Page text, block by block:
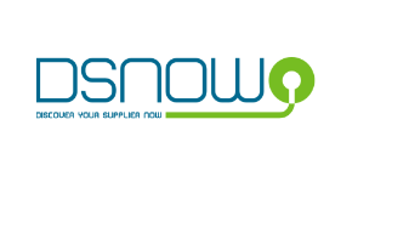
content